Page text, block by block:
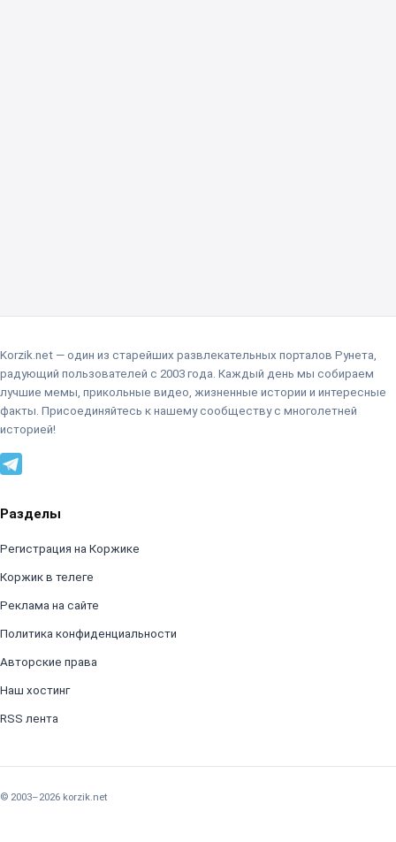
Korzik.net — один из старейших развлекательных порталов Рунета,
радующий пользователей с 2003 года. Каждый день мы собираем
лучшие мемы, прикольные видео, жизненные истории и интересные
факты. Присоединяйтесь к нашему сообществу с многолетней
историей!
Разделы
Регистрация на Коржике
Коржик в телеге
Реклама на сайте
Политика конфиденциальности
Авторские права
Наш хостинг
RSS лента
© 2003–2026 korzik.net